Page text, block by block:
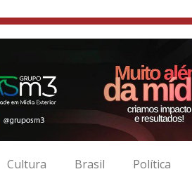
Cultura Brasil Política